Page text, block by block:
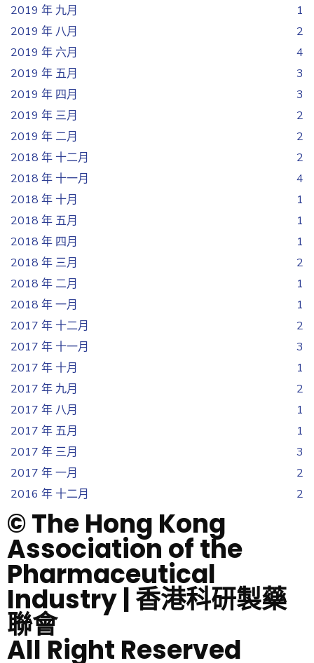
2019 年 九月
1
2019 年 八月
2
2019 年 六月
4
2019 年 五月
3
2019 年 四月
3
2019 年 三月
2
2019 年 二月
2
2018 年 十二月
2
2018 年 十一月
4
2018 年 十月
1
2018 年 五月
1
2018 年 四月
1
2018 年 三月
2
2018 年 二月
1
2018 年 一月
1
2017 年 十二月
2
2017 年 十一月
3
2017 年 十月
1
2017 年 九月
2
2017 年 八月
1
2017 年 五月
1
2017 年 三月
3
2017 年 一月
2
2016 年 十二月
2
© The Hong Kong
Association of the
Pharmaceutical
Industry | 香港科研製藥
聯會
All Right Reserved